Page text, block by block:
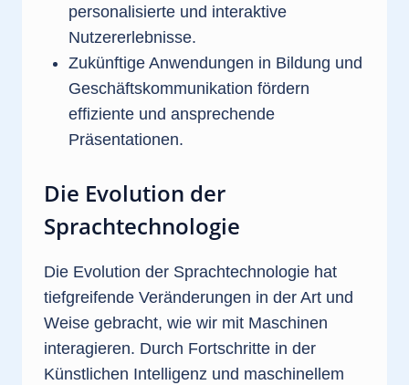
personalisierte und interaktive
Nutzererlebnisse.
Zukünftige Anwendungen in Bildung und
Geschäftskommunikation fördern
effiziente und ansprechende
Präsentationen.
Die Evolution der
Sprachtechnologie
Die Evolution der Sprachtechnologie hat
tiefgreifende Veränderungen in der Art und
Weise gebracht, wie wir mit Maschinen
interagieren. Durch Fortschritte in der
Künstlichen Intelligenz und maschinellem